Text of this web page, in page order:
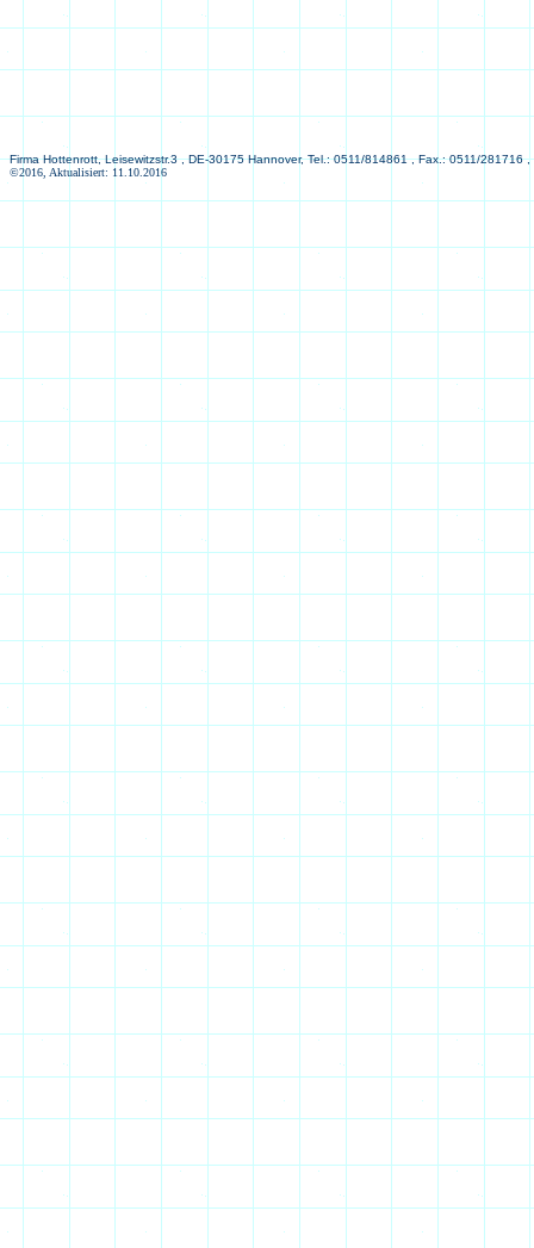
Firma Hottenrott, Leisewitzstr.3 , DE-30175 Hannover, Tel.: 0511/814861 , Fax.: 0511/281716
©2016, Aktualisiert: 11.10.2016